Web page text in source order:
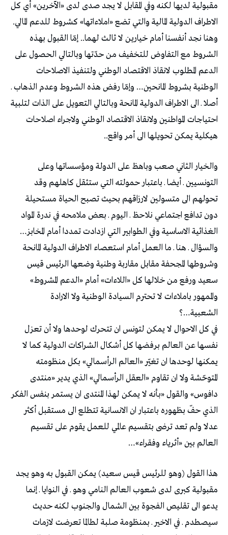
مقبولية لديها لكنه وفي المقابل لا يجد صدى لدى «الآخرين» أي كل
الاطراف الدولية المالية والتي تضع «املاءاتها» كشروط للدعم المالي.
وهنا نجد أنفسنا أمام خيارين لا ثالث لهما.. إمّا القبول بهذه
الشروط مع التفاوض للتخفيف من حدّتها وبالتالي الحصول على
الدعم المطلوب لانقاذ الاقتصاد الوطني ولتنفيذ الاصلاحات
الوطنية بشروط المانحين… وإمّا رفض هذه الشروط وعدم الذهاب ـ
أصلا ـ الى الاطراف الدولية المانحة وبالتالي التعويل على الذات لتلبية
احتياجات المواطنين ولانقاذ الاقتصاد الوطني ولاجراء اصلاحات
هيكلية يمكن تحويلها الى أمر واقع..
والخيار الثاني صعب وباهظ على الدولة ومؤسساتها وعلى
التونسيين ـ أيضا ـ باعتبار حمولته التي ستثقل كاهلهم وقد
تحولهم الى متسولين لارزاقهم بحيث تصبح الحياة مستحيلة
دون تدافع اجتماعي نلاحظ ـ اليوم ـ بعض ملامحه في ندرة المواد
الغذائية الاساسية وفي الطوابير التي ازدادت تمددا أمام المخابز…
والسؤال ـ هنا ـ ما العمل أمام استعصاء الاطراف الدولية المانحة
وشروطها المجحفة مقابل مقاربة وطنية وضعها الرئيس قيس
سعيد ورفع من خلالها كل «اللاءات» أمام «الدعم المشروط»
والممهور باملاءات لا تحترم السيادة الوطنية ولا الارادة
الشعبية…؟
في كل الاحوال لا يمكن لتونس ان تتحرك لوحدها ولا أن تعزل
نفسها عن العالم برفضها كل أشكال الشراكات الدولية كما لا
يمكنها لوحدها ان تغيّر «العالم الرأسمالي» بكل منظومته
المتوحّشة ولا ان تقاوم «العقل الرأسمالي» الذي يدير «منتدى
دافوس» والقول «بأنه لا يمكن لهذا المنتدى ان يستمر بنفس الفكر
الذي حفّ بظهوره باعتبار ان الانسانية تتطلع الى مستقبل أكثر
عدلا ولم تعد ترضى بتقسيم عالمي للعمل يقوم على تقسيم
العالم بين «أثرياء وفقراء»…
هذا القول (وهو للرئيس قيس سعيد) يمكن القبول به وهو يجد
مقبولية كبرى لدى شعوب العالم النامي وهو ـ في النوايا ـ إنما
يدعو الى تقليص الفجوة بين الشمال والجنوب لكنه حديث
سيصطدم ـ في الاخير ـ بمنظومة صلبة لطالما تعرضت لازمات